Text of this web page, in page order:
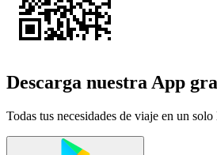
Descarga nuestra App
Todas tus necesidades de viaje en un solo